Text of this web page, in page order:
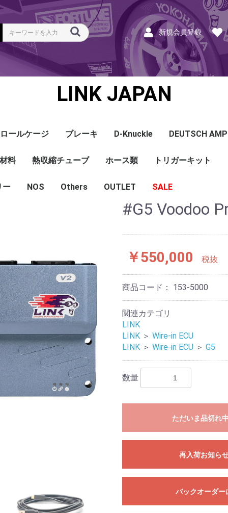
新規会員登録
LINK JAPAN
and Cables Terminals and Plugs
G1 - G4
CAN and Tuning
G4X - G4+
サー
サー
センサー
O2センサー
modules
Tools
CAN＆Tuning ケーブ
コネクタ＆Pin
Wire-in ハーネス
拡張ハーネス G4+Kurofune
MAZDA
MITSUBISHI
HONDA
TOYOTA
NISSAN
クランクセンサー
温度センサー
MAPセンサー
圧力センサー
ノックセンサー
CAN ラムダ 空燃比
ブーストコントロール
Injector
ISC
その他
ク
ース
ーネス
ベル
ナー
ロールケージ ブレーキ D-Knuckle DEUTSCH AMP
AMP SSC
DTM
DT
DTP
その他
配線
シールド線
モールド線
配線
シールド線
モールド線
料 熱収縮チューブ
ハンダ付 収縮チュー
耐熱収縮メッシュチュ
切れ込み付 メッシュ
DR
DW
DW クリア
その他
ホース類
シリコンホース
耐熱スリーブ
バキュームホース
燃料ホース
トリガーキット
ー NOS Others
エンジンハーネス
OUTLET SALE
ECU
PDM
CAN and Tuning
CAN Keypad/Button
LOOMS
MAPセンサー
温度センサー
イグニッション
インジェクション
CAN Lambda
チューニングツール
圧力センサー
電動スロットル
ブーストコントロー
EGT
アクセサリー・他
#G5 Voodoo
￥550,000 税抜
商品コード： 153-5000
関連カテゴリ
LINK
LINK ＞ Wire-in ECU
LINK ＞ Wire-in ECU ＞ G5
数量
ただいま品切れ中
再入荷お知ら
バックオーダー